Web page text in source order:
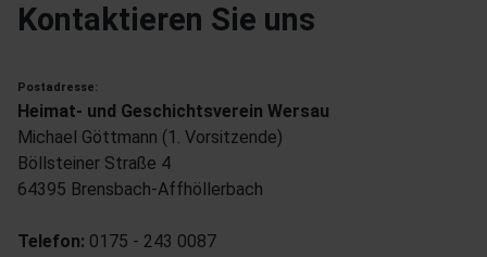
Kontaktieren Sie uns
Postadresse:
Heimat- und Geschichtsverein Wersau
Michael Göttmann (1. Vorsitzende)
Böllsteiner Straße 4
64395 Brensbach-Affhöllerbach
Telefon: 0175 - 243 0087